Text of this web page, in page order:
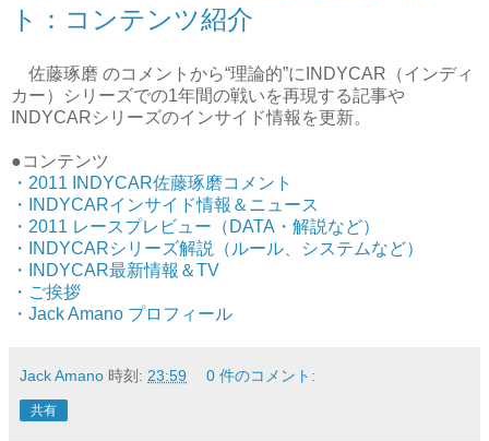
ト：コンテンツ紹介
佐藤琢磨 のコメントから“理論的”にINDYCAR（インディ
カー）シリーズでの1年間の戦いを再現する記事や
INDYCARシリーズのインサイド情報を更新。
●コンテンツ
・2011 INDYCAR佐藤琢磨コメント
・INDYCARインサイド情報＆ニュース
・2011 レースプレビュー（DATA・解説など）
・INDYCARシリーズ解説（ルール、システムなど）
・INDYCAR最新情報＆TV
・ご挨拶
・Jack Amano プロフィール
Jack Amano 時刻: 23:59 0 件のコメント:
共有